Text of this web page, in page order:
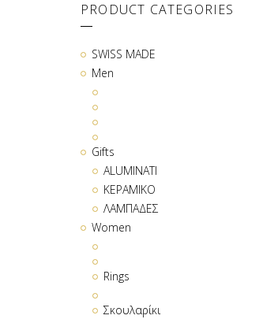
PRODUCT CATEGORIES
SWISS MADE
Men
Gifts
ALUMINATI
ΚΕΡΑΜΙΚΟ
ΛΑΜΠΑΔΕΣ
Women
Rings
Σκουλαρίκι